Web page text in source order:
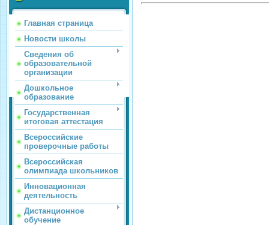
Главная страница
Новости школы
Сведения об
образовательной
организации
Дошкольное
образование
Государственная
итоговая аттестация
Всероссийские
проверочные работы
Всероссийская
олимпиада школьников
Инновационная
деятельность
Дистанционное
обучение